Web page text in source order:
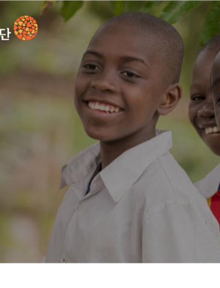
인기 키워드 #정기후원 #하트플